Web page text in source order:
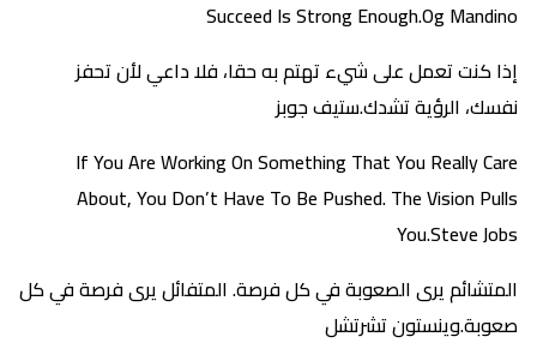
Succeed Is Strong Enough.Og Mandino
إذا كنت تعمل على شيء تهتم به حقا، فلا داعي لأن تحفز
نفسك، الرؤية تشدك.ستيف جوبز
If You Are Working On Something That You Really Care
About, You Don’t Have To Be Pushed. The Vision Pulls
You.Steve Jobs
المتشائم يرى الصعوبة في كل فرصة. المتفائل يرى فرصة في كل
صعوبة.وينستون تشرتشل